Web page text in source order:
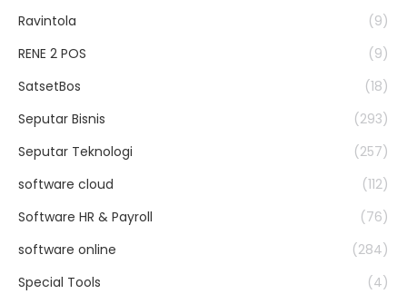
Ravintola
(9)
RENE 2 POS
(9)
SatsetBos
(18)
Seputar Bisnis
(293)
Seputar Teknologi
(257)
software cloud
(112)
Software HR & Payroll
(76)
software online
(284)
Special Tools
(4)